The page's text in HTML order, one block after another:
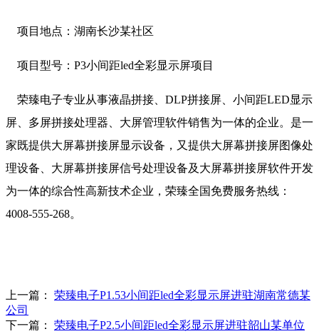
项目地点：湖南长沙某社区
项目型号：P3小间距led全彩显示屏项目
荣臻电子专业从事液晶拼接、DLP拼接屏、小间距LED显示
屏、多屏拼接处理器、大屏管理软件销售为一体的企业。是一
家既提供大屏幕拼接屏显示设备，又提供大屏幕拼接屏图像处
理设备、大屏幕拼接屏信号处理设备及大屏幕拼接屏软件开发
为一体的综合性高新技术企业，荣臻全国免费服务热线：
4008-555-268。
上一篇： 荣臻电子P1.53小间距led全彩显示屏进驻湖南常德某
公司
下一篇： 荣臻电子P2.5小间距led全彩显示屏进驻韶山某单位